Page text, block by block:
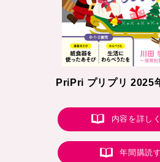
PriPri プリプリ 2025
内容を詳し
年間購読